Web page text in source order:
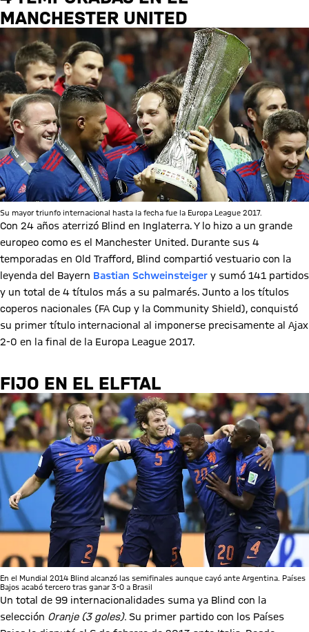
MANCHESTER UNITED
Su mayor triunfo internacional hasta la fecha fue la Europa League 2017.
Con 24 años aterrizó Blind en Inglaterra. Y lo hizo a un grande
europeo como es el Manchester United. Durante sus 4
temporadas en Old Trafford, Blind compartió vestuario con la
leyenda del Bayern Bastian Schweinsteiger y sumó 141 partidos
y un total de 4 títulos más a su palmarés. Junto a los títulos
coperos nacionales (FA Cup y la Community Shield), conquistó
su primer título internacional al imponerse precisamente al Ajax
2-0 en la final de la Europa League 2017.
FIJO EN EL ELFTAL
En el Mundial 2014 Blind alcanzó las semifinales aunque cayó ante Argentina. Países
Bajos acabó tercero tras ganar 3-0 a Brasil
Un total de 99 internacionalidades suma ya Blind con la
selección Oranje (3 goles). Su primer partido con los Países